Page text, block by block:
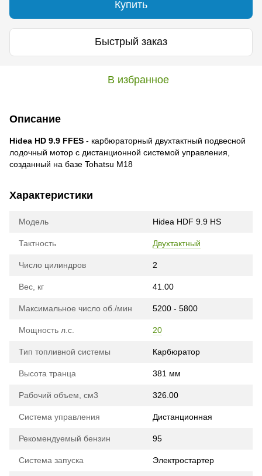
Купить
Быстрый заказ
В избранное
Описание
Hidea HD 9.9 FFES - карбюраторный двухтактный подвесной
лодочный мотор с дистанционной системой управления,
созданный на базе Tohatsu М18
Характеристики
Модель Hidea HDF 9.9 HS
Тактность Двухтактный
Число цилиндров 2
Вес, кг 41.00
Максимальное число об./мин 5200 - 5800
Мощность л.с. 20
Тип топливной системы Карбюратор
Высота транца 381 мм
Рабочий объем, см3 326.00
Система управления Дистанционная
Рекомендуемый бензин 95
Система запуска Электростартер